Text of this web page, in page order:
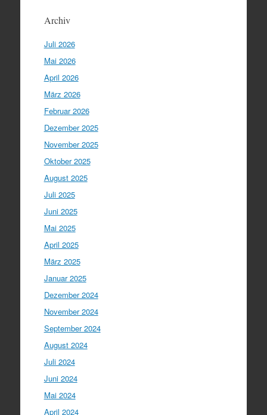
Archiv
Juli 2026
Mai 2026
April 2026
März 2026
Februar 2026
Dezember 2025
November 2025
Oktober 2025
August 2025
Juli 2025
Juni 2025
Mai 2025
April 2025
März 2025
Januar 2025
Dezember 2024
November 2024
September 2024
August 2024
Juli 2024
Juni 2024
Mai 2024
April 2024